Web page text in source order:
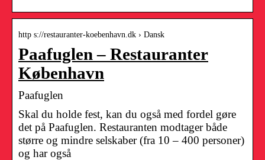
http s://restauranter-koebenhavn.dk › Dansk
Paafuglen – Restauranter
København
Paafuglen
Skal du holde fest, kan du også med fordel gøre
det på Paafuglen. Restauranten modtager både
større og mindre selskaber (fra 10 – 400 personer)
og har også